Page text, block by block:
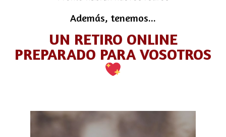
Además, tenemos...
UN RETIRO ONLINE
PREPARADO PARA VOSOTROS